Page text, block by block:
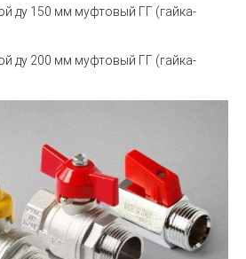
ду 150 мм муфтовый ГГ (гайка-
ду 200 мм муфтовый ГГ (гайка-